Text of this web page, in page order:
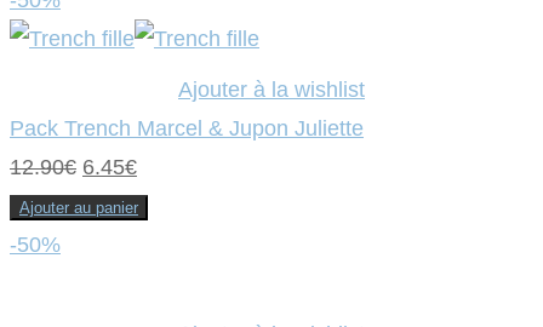
était :est :
Ajouter à la wishlist
Pack Trench Marcel & Jupon Juliette
12.90€ Le
prix
6.45€Le
prix
6.45€.
Ajouter au panier
-50%